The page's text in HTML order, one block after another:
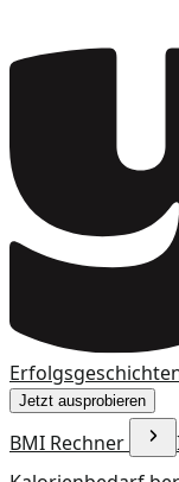
Jetzt ausprobieren
BMI Rechner